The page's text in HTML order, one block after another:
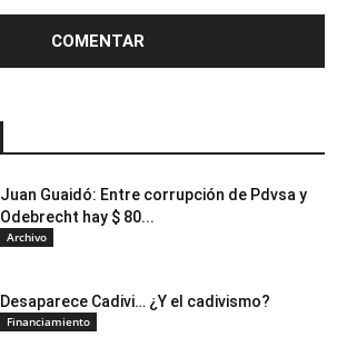
Juan Guaidó: Entre corrupción de Pdvsa y
Odebrecht hay $ 80...
Archivo
Desaparece Cadivi… ¿Y el cadivismo?
Financiamiento